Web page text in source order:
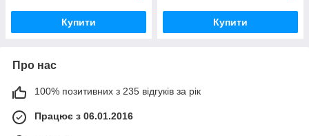
Купити Купити
Про нас
100% позитивних з 235 відгуків за рік
Працює з 06.01.2016